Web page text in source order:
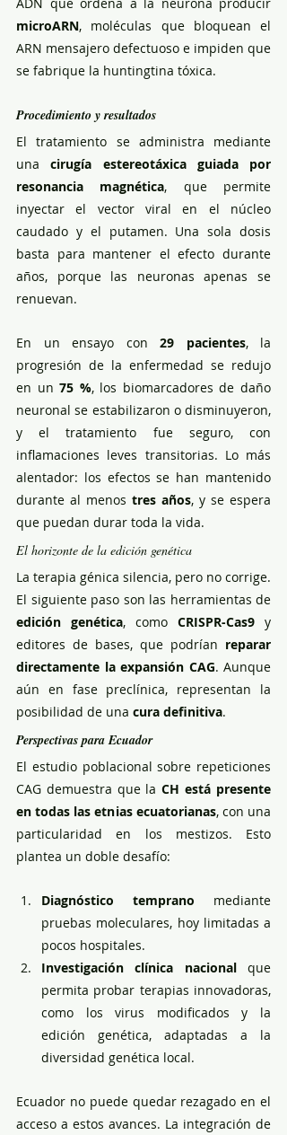
microARN, moléculas que bloquean el
ARN mensajero defectuoso e impiden que
se fabrique la huntingtina tóxica.
Procedimiento y resultados
El tratamiento se administra mediante
una cirugía estereotáxica guiada por
resonancia magnética, que permite
inyectar el vector viral en el núcleo
caudado y el putamen. Una sola dosis
basta para mantener el efecto durante
años, porque las neuronas apenas se
renuevan.
En un ensayo con 29 pacientes, la
progresión de la enfermedad se redujo
en un 75 %, los biomarcadores de daño
neuronal se estabilizaron o disminuyeron,
y el tratamiento fue seguro, con
inflamaciones leves transitorias. Lo más
alentador: los efectos se han mantenido
durante al menos tres años, y se espera
que puedan durar toda la vida.
El horizonte de la edición genética
La terapia génica silencia, pero no corrige.
edición genética, como CRISPR-Cas9 y
editores de bases, que podrían reparar
directamente la expansión CAG. Aunque
aún en fase preclínica, representan la
posibilidad de una cura definitiva.
Perspectivas para Ecuador
El estudio poblacional sobre repeticiones
CAG demuestra que la CH está presente
en todas las etnias ecuatorianas, con una
particularidad en los mestizos. Esto
plantea un doble desafío:
Diagnóstico temprano mediante
pruebas moleculares, hoy limitadas a
pocos hospitales.
Investigación clínica nacional que
permita probar terapias innovadoras,
como los virus modificados y la
edición genética, adaptadas a la
diversidad genética local.
Ecuador no puede quedar rezagado en el
acceso a estos avances. La integración de